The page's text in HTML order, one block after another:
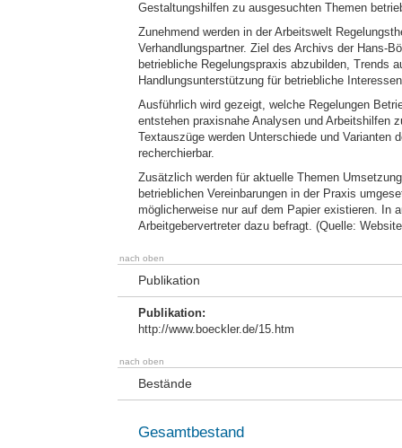
Gestaltungshilfen zu ausgesuchten Themen
Zunehmend werden in der Arbeitswelt
Verhandlungspartner. Ziel des Archivs der Hans-
betriebliche Regelungspraxis abzubilden, Trends
Handlungsunterstützung für betriebliche
Ausführlich wird gezeigt, welche Regelungen
entstehen praxisnahe Analysen und Arbeitshilfen
Textauszüge werden Unterschiede und
recherchierbar.
Zusätzlich werden für aktuelle Themen
betrieblichen Vereinbarungen in der Praxis
möglicherweise nur auf dem Papier existieren. In
Arbeitgebervertreter dazu befragt. (Quelle:
nach oben
Publikation
Publikation:
http://www.boeckler.de/15.htm
nach oben
Bestände
Gesamtbestand